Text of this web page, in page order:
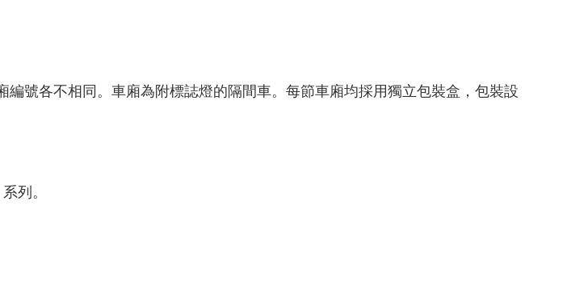
號各不相同。車廂為附標誌燈的隔間車。每節車廂均採用獨立包裝盒，包裝設
列。